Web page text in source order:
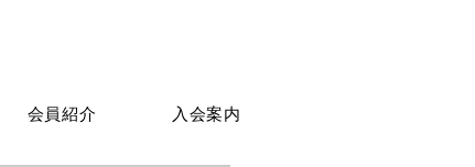
会員紹介 入会案内